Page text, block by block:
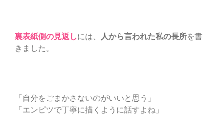
裏表紙側の見返しには、 人から言われた私の長所を書
きました。
「自分をごまかさないのがいいと思う」
「エンピツで丁寧に描くように話すよね」